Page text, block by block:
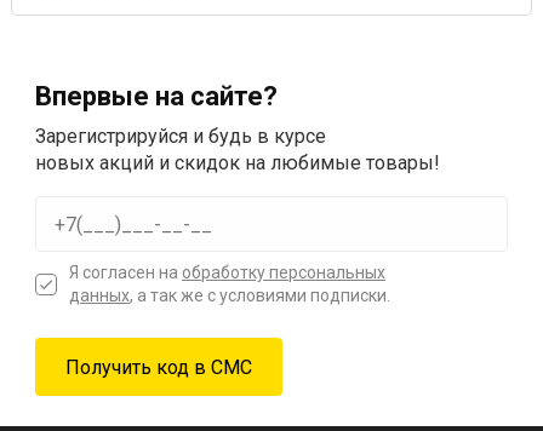
Впервые на сайте?
Зарегистрируйся и будь в курсе
новых акций и скидок на любимые товары!
Я согласен на обработку персональных
данных, а так же с условиями подписки.